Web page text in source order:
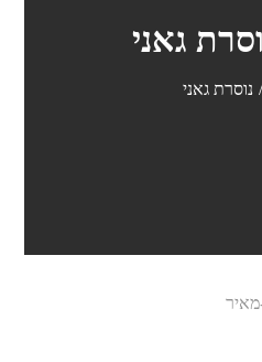
גאני
נוסרת גאני
מאיר